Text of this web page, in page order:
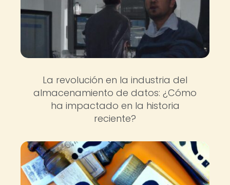
La revolución en la industria del
almacenamiento de datos: ¿Cómo
ha impactado en la historia
reciente?